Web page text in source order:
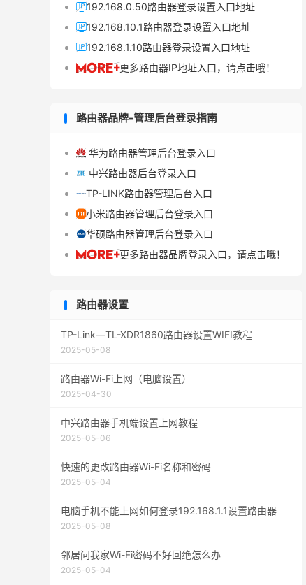
192.168.0.50路由器登录设置入口地址
192.168.10.1路由器登录设置入口地址
192.168.1.10路由器登录设置入口地址
更多路由器IP地址入口，请点击哦！
路由器品牌-管理后台登录指南
 华为路由器管理后台登录入口
 中兴路由器后台登录入口
TP-LINK路由器管理后台入口
小米路由器管理后台登录入口
华硕路由器管理后台登录入口
更多路由器品牌登录入口，请点击哦！
路由器设置
TP-Link—TL-XDR1860路由器设置WIFI教程
2025-05-08
路由器Wi-Fi上网（电脑设置）
2025-04-30
中兴路由器手机端设置上网教程
2025-05-06
快速的更改路由器Wi-Fi名称和密码
2025-05-04
电脑手机不能上网如何登录192.168.1.1设置路由器
2025-05-08
邻居问我家Wi-Fi密码不好回绝怎么办
2025-05-04